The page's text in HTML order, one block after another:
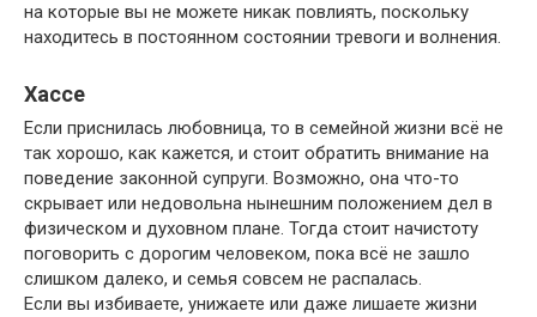
на которые вы не можете никак повлиять, поскольку
находитесь в постоянном состоянии тревоги и волнения.
Хассе
Если приснилась любовница, то в семейной жизни всё не
так хорошо, как кажется, и стоит обратить внимание на
поведение законной супруги. Возможно, она что-то
скрывает или недовольна нынешним положением дел в
физическом и духовном плане. Тогда стоит начистоту
поговорить с дорогим человеком, пока всё не зашло
слишком далеко, и семья совсем не распалась.
Если вы избиваете, унижаете или даже лишаете жизни